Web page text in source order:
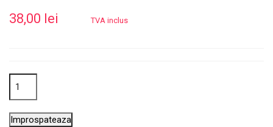
38,00 lei
TVA inclus